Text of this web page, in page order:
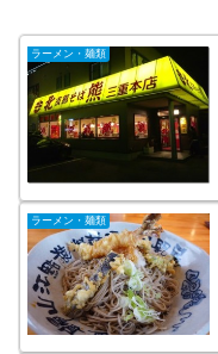
ラーメン・麺類
ラーメン・麺類